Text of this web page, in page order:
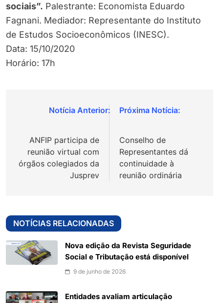
sociais”. Palestrante: Economista Eduardo
Fagnani. Mediador: Representante do Instituto
de Estudos Socioeconômicos (INESC).
Data: 15/10/2020
Horário: 17h
Navegação
Post
ANFIP participa de
reunião virtual com
órgãos colegiados da
Jusprev
Conselho de
Representantes dá
continuidade à
reunião ordinária
NOTÍCIAS RELACIONADAS
Nova edição da Revista Seguridade
Social e Tributação está disponível
9 de junho de 2026
Entidades avaliam articulação